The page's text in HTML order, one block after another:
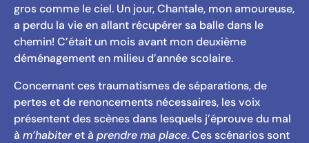
gros comme le ciel. Un jour, Chantale, mon amoureuse,
a perdu la vie en allant récupérer sa balle dans le
chemin! C’était un mois avant mon deuxième
déménagement en milieu d’année scolaire.
Concernant ces traumatismes de séparations, de
pertes et de renoncements nécessaires, les voix
présentent des scènes dans lesquels j’éprouve du mal
à m’habiteret à prendre ma place. Ces scénarios sont